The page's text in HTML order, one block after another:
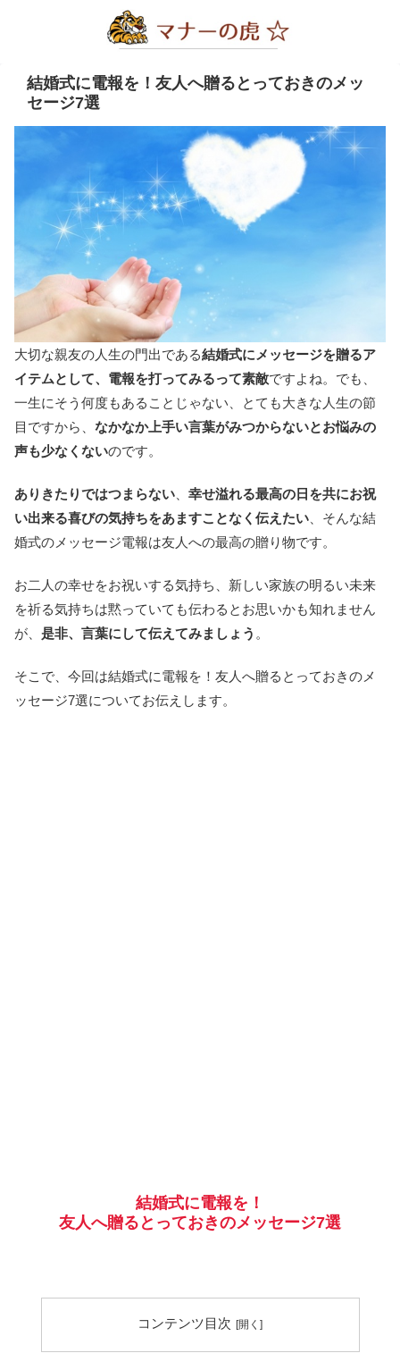
結婚式に電報を！友人へ贈るとっておきのメッ
セージ7選
大切な親友の人生の門出である結婚式にメッセージを贈るア
イテムとして、電報を打ってみるって素敵ですよね。でも、
一生にそう何度もあることじゃない、とても大きな人生の節
目ですから、 なかなか上手い言葉がみつからないとお悩みの
声も少なくないのです。
ありきたりではつまらない
幸せ溢れる最高の日を共にお祝
い出来る喜びの気持ちをあますことなく伝えたい 、そんな結
婚式のメッセージ電報は友人への最高の贈り物です。
お二人の幸せをお祝いする気持ち、新しい家族の明るい未来
を祈る気持ちは黙っていても伝わるとお思いかも知れません
が、 是非、言葉にして伝えてみましょう 。
そこで、今回は結婚式に電報を！友人へ贈るとっておきのメ
ッセージ7選についてお伝えします。
結婚式に電報を！
友人へ贈るとっておきのメッセージ7選
コンテンツ目次